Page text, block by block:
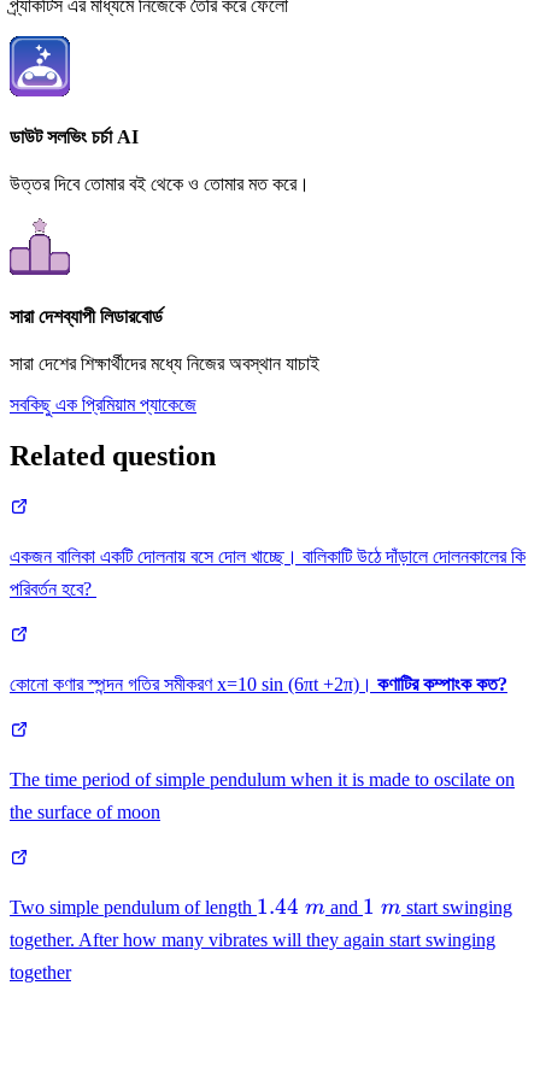
প্র্যাকটিস এর মাধ্যমে নিজেকে তৈরি করে ফেলো
ডাউট সলভিং চর্চা AI
উত্তর দিবে তোমার বই থেকে ও তোমার মত করে।
সারা দেশব্যাপী লিডারবোর্ড
সারা দেশের শিক্ষার্থীদের মধ্যে নিজের অবস্থান যাচাই
সবকিছু এক প্রিমিয়াম প্যাকেজে
Related question
একজন বালিকা একটি দোলনায় বসে দোল খাচ্ছে। বালিকাটি উঠে দাঁড়ালে দোলনকালের কি
পরিবর্তন হবে?
কোনো কণার স্পন্দন গতির সমীকরণ x=10 sin (6πt +2π)। কণাটির কম্পাংক কত?
The time period of simple pendulum when it is made to oscilate on
the surface of moon
Two simple pendulum of length 1.44\
m
1.44 m and 1\
m
1 m start swinging
together. After how many vibrates will they again start swinging
together